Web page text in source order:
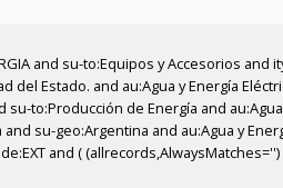
and su-to:Equipos y Accesorios and
del Estado. and au:Agua y Energía
su-to:Producción de Energía and
su-geo:Argentina and au:Agua y
and ( (allrecords,AlwaysMatches='')